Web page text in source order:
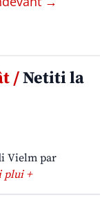
/Netiti la
Vielm par
plui +